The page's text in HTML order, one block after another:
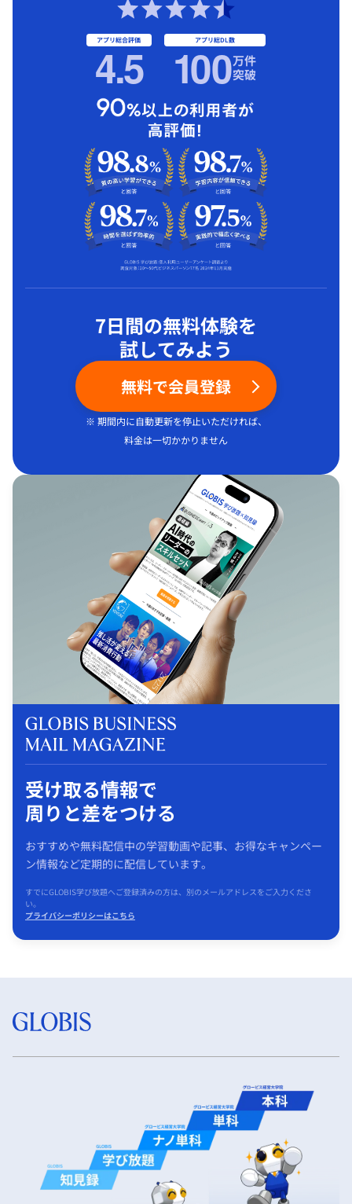
アプリ総合評価
4.5 アプリ総DL数
100万件
突破
7日間の無料体験を
試してみよう
無料で会員登録
※ 期間内に自動更新を停止いただければ、
料金は一切かかりません
受け取る情報で
周りと差をつける
おすすめや無料配信中の学習動画や記事、お得なキャンペー
ン情報など定期的に配信しています。
すでにGLOBIS学び放題へご登録済みの方は、別のメールアドレスをご入力くださ
い。
プライバシーポリシーはこちら